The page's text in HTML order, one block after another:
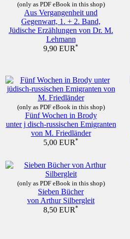
(only as PDF eBook in this shop)
Aus Vergangenheit und
Gegenwart, 1. + 2. Band,
Jüdische Erzählungen von Dr. M.
Lehmann
9,90 EUR*
(only as PDF eBook in this shop)
Fünf Wochen in Brody
unter j disch-russischen Emigranten
von M. Friedländer
5,00 EUR*
(only as PDF eBook in this shop)
Sieben Bücher
von Arthur Silbergleit
8,50 EUR*